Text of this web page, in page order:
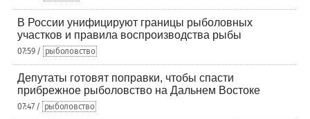
В России унифицируют границы рыболовных
участков и правила воспроизводства рыбы
07:59 / рыболовство
Депутаты готовят поправки, чтобы спасти
прибрежное рыболовство на Дальнем Востоке
07:47 / рыболовство